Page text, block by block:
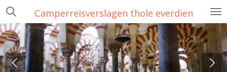
Ga
direct
naar
de
hoofdinhoud
Camperreisverslagen thole everdien